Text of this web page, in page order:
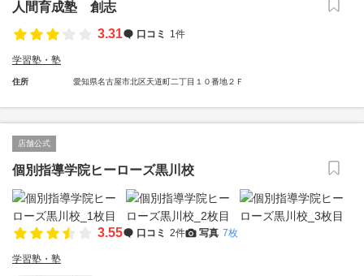
人間育成塾 創志
3.31
口コミ 1件
学習塾・塾
住所 愛知県名古屋市北区天道町二丁目１０番地２Ｆ
店舗公式
個別指導学院ヒーローズ黒川校
3.55 口コミ 2件 写真 7枚
学習塾・塾